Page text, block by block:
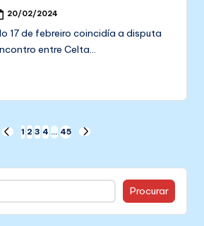
20/02/2024
17 de febreiro coincidía a disputa
entre Celta…
PREVIOUS
1 2 3 4 … 45
NEXT
Procurar